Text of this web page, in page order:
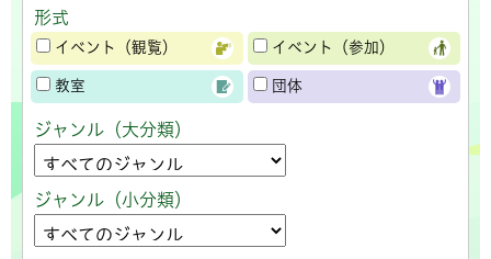
形式
イベント（観覧） イベント（参加）
教室 団体
ジャンル（大分類）
ジャンル（小分類）